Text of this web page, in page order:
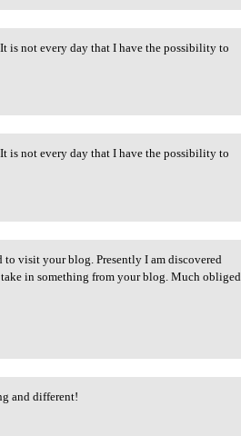
is not every day that I have the possibility to
is not every day that I have the possibility to
visit your blog. Presently I am discovered
in something from your blog. Much obliged
and different!